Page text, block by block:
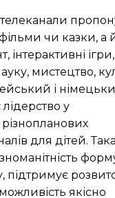
телеканали
чи казки, а
інтерактивні ігри,
мистецтво,
і
у
для дітей. Така
підтримує
якісно